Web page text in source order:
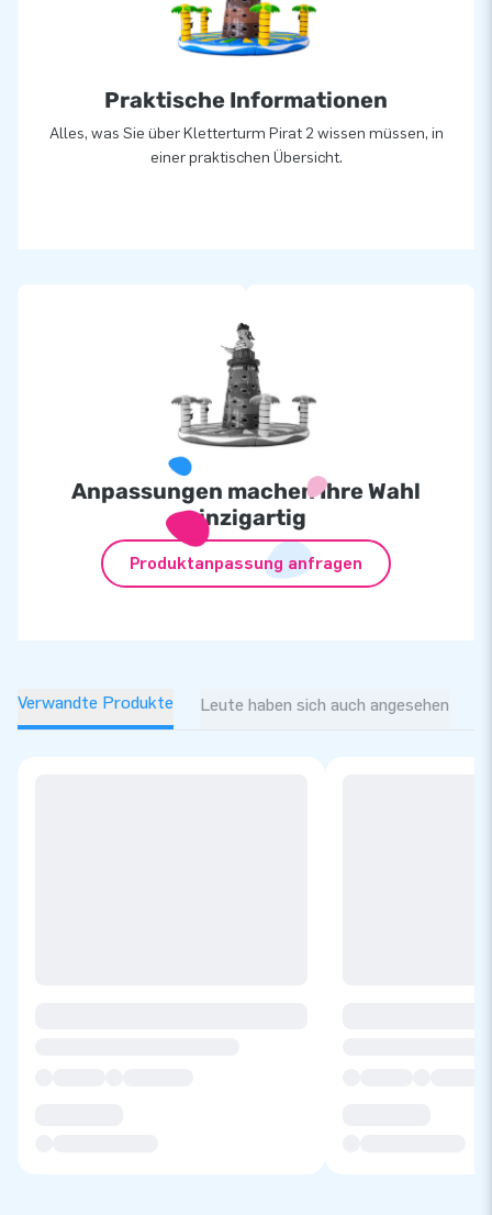
Praktische Informationen
Alles, was Sie über Kletterturm Pirat 2 wissen müssen, in
einer praktischen Übersicht.
Anpassungen machen Ihre Wahl
einzigartig
Produktanpassung anfragen
Verwandte Produkte Leute haben sich auch angesehen